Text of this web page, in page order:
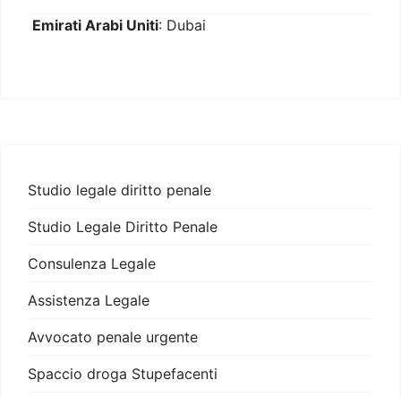
Emirati Arabi Uniti: Dubai
Studio legale diritto penale
Studio Legale Diritto Penale
Consulenza Legale
Assistenza Legale
Avvocato penale urgente
Spaccio droga Stupefacenti